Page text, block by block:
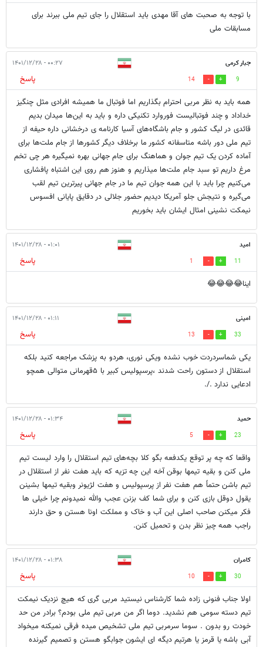
با توجه به صحبت های آقا مهدی باید استقلال را جای تیم ملی ببرند برای
مسابقات ملی
جبار کرمی ۰۰:۲۷ - ۱۴۰۱/۱۲/۲۸
9
14
پاسخ
همه باید به نظر مربی احترام بگذاریم اما فوتبال ما همیشه افرادی مثل چنگیز
خداداد و چند فوتبالیست فوروارد تکنیکی داره و باید به این‌ها میدان بدیم
قائدی در لیگ کشور و جام باشگاه‌های آسیا کارنامه ی درخشانی داره حیفه از
تیم ملی دور باشه متاسفانه کشور ما برخلاف دیگر کشورها از جام ملت‌ها برای
آماده کردن یک تیم جوان و هماهنگ برای جام جهانی بهره نمیگیره هر چی تخم
مرغ داریم تو سبد جام ملت‌ها میذاریم و هنوز هم روی این اشتباه پافشاری
می‌کنیم چرا باید با این همه جوان تیم ما در جام جهانی پیرترین تیم لقب
می‌گیره و نتیجش جلو آمریکا دیدیم حضور جلالی در دقایق پایانی افسوس
نیمکت نشینی امثال ایشان باید بخوریم
امید ۰۱:۰۱ - ۱۴۰۱/۱۲/۲۸
11
1
پاسخ
اینا😂😂😂😂
امینی ۰۱:۱۱ - ۱۴۰۱/۱۲/۲۸
33
13
پاسخ
یکی شماسردردت خوب نشده ویکی نوری، هردو به پزشک مراجعه کنید بلکه
استقلال از دستون راحت شدند ،پرسپولیس کبیر با ۵قهرمانی متوالی همچو
ادعایی ندارد ./.
حمید ۰۱:۳۴ - ۱۴۰۱/۱۲/۲۸
23
5
پاسخ
واقعا که چه پر توقع یکدفعه بگو کلا بچه‌های تیم استقلال را وارد لیست تیم
ملی کنن و بقیه تیمها بوقن آخه این چه تزیه که باید هفت نفر از استقلال در
تیم باشن حتماً هم هفت نفر از پرسپولیس و هفت لژیونر وبقیه تیمها بشینن
یقول دوقل بازی کنن و برای شما کف بزنن عجب والله نمیدونم چرا خیلی ها
فکر میکنن صاحب اصلی این آب و خاک و مملکت اونا هستن و حق دارند
راجب همه چیز نظر بدن و تحمیل کنن.
کامران ۰۱:۳۸ - ۱۴۰۱/۱۲/۲۸
30
10
پاسخ
اولا جناب فنونی زاده شما کارشناس نیستید مربی گری که هیچ نزدیک نیمکت
تیم دسته سومی هم نشدید. دوما اگر من مربی تیم ملی بودم؟ برادر من حد
خودت رو بدون . سوما سرمربی تیم ملی تشخیص میده فرقی نمیکنه میخواد
آبی باشه یا قرمز یا هرتیم دیگه ای ایشون جوابگو هستن و تصمیم گیرنده